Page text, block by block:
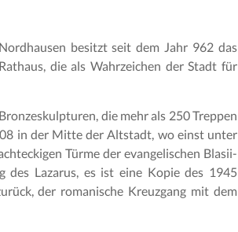
besitzt seit dem Jahr 962 das
die als Wahrzeichen der Stadt für
die mehr als 250 Treppen
in der Mitte der Altstadt, wo einst unter
Türme der evangelischen Blasii-
des Lazarus, es ist eine Kopie des 1945
der romanische Kreuzgang mit dem